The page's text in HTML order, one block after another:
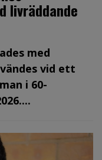
livräddande
med
vid ett
i 60-